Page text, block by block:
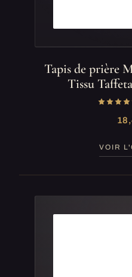
Tapis de prière
Tissu
VOIR